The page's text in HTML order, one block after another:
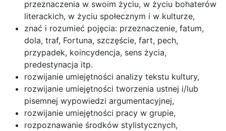
przeznaczenia w swoim życiu, w życiu bohaterów
literackich, w życiu społecznym i w kulturze,
znać i rozumieć pojęcia: przeznaczenie, fatum,
dola, traf, Fortuna, szczęście, fart, pech,
przypadek, koincydencja, sens życia,
predestynacja itp.
rozwijanie umiejętności analizy tekstu kultury,
rozwijanie umiejętności tworzenia ustnej i/lub
pisemnej wypowiedzi argumentacyjnej,
rozwijanie umiejętności pracy w grupie,
rozpoznawanie środków stylistycznych,